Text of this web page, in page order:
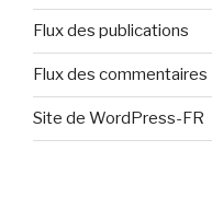
Flux des publications
Flux des commentaires
Site de WordPress-FR